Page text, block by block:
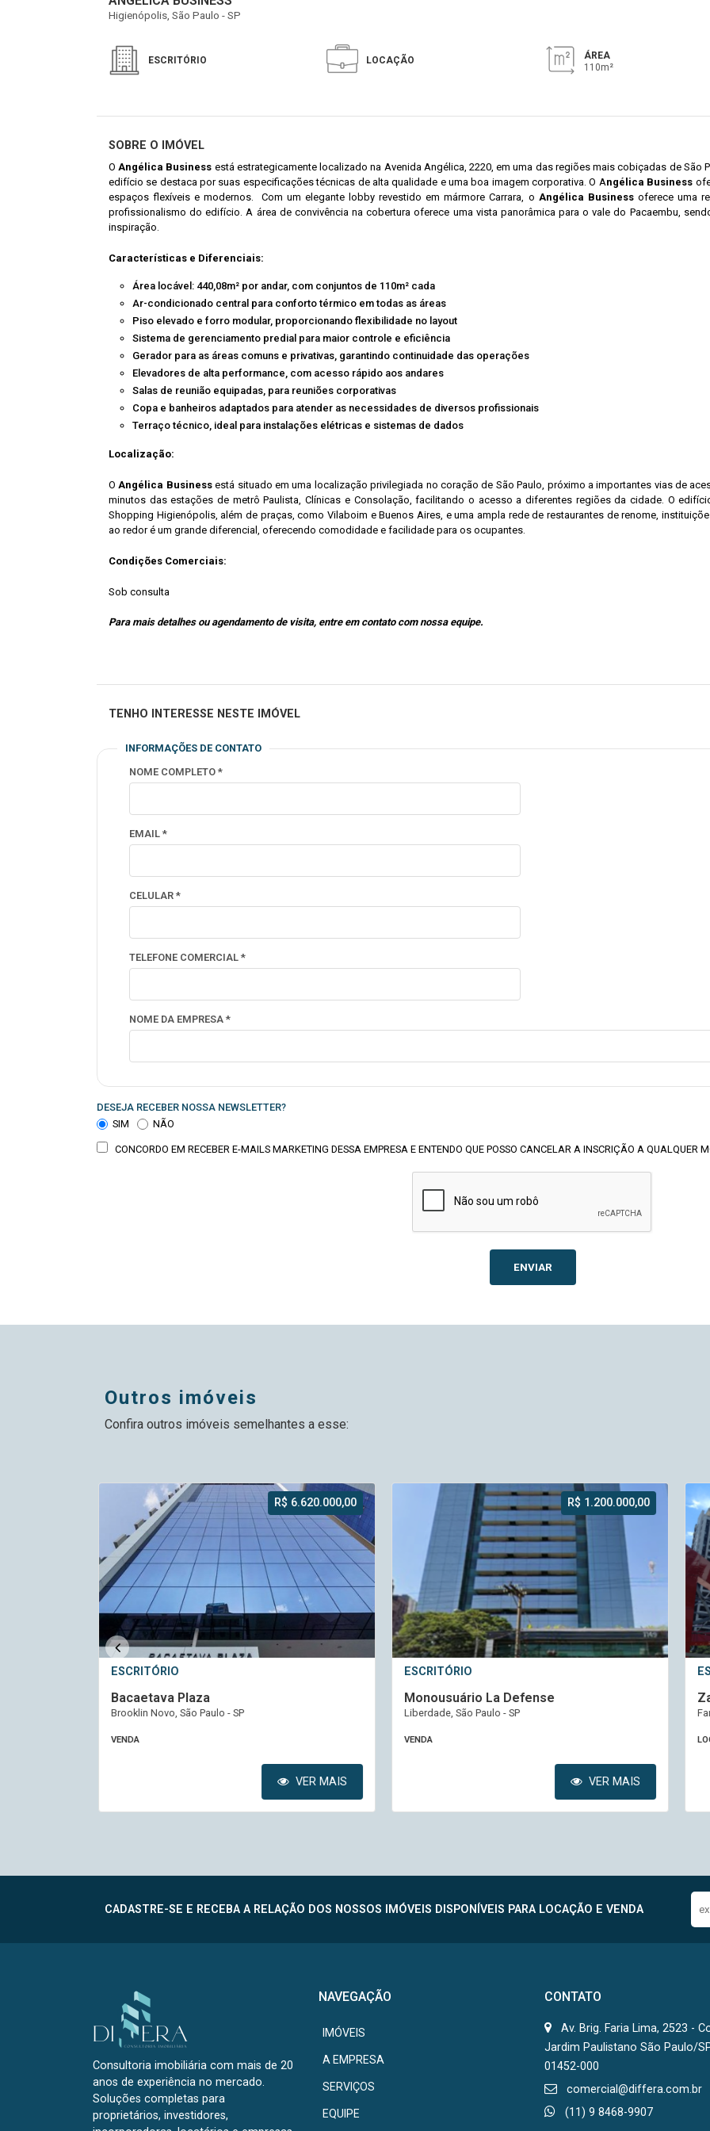
Higienópolis, São Paulo - SP
ESCRITÓRIO LOCAÇÃO
ÁREA
110m²
SOBRE O IMÓVEL
O Angélica Business está estrategicamente localizado na Avenida Angélica, 2220, em uma das regiões mais cobiçadas de São
edifício se destaca por suas especificações técnicas de alta qualidade e uma boa imagem corporativa. O Angélica Business
espaços flexíveis e modernos. Com um elegante lobby revestido em mármore Carrara, o Angélica Businessoferece uma
profissionalismo do edifício. A área de convivência na cobertura oferece uma vista panorâmica para o vale do Pacaembu,
inspiração.
Características e Diferenciais:
Área locável: 440,08m² por andar, com conjuntos de 110m² cada
Ar-condicionado central para conforto térmico em todas as áreas
Piso elevado e forro modular, proporcionando flexibilidade no layout
Sistema de gerenciamento predial para maior controle e eficiência
Gerador para as áreas comuns e privativas, garantindo continuidade das operações
Elevadores de alta performance, com acesso rápido aos andares
Salas de reunião equipadas, para reuniões corporativas
Copa e banheiros adaptados para atender as necessidades de diversos profissionais
Terraço técnico, ideal para instalações elétricas e sistemas de dados
Localização:
OAngélica Businessestá situado em uma localização privilegiada no coração de São Paulo, próximo a importantes vias de
minutos das estações de metrô Paulista, Clínicas e Consolação, facilitando o acesso a diferentes regiões da cidade. O
Shopping Higienópolis, além de praças, como Vilaboim e Buenos Aires, e uma ampla rede de restaurantes de renome,
ao redor é um grande diferencial, oferecendo comodidade e facilidade para os ocupantes.
Condições Comerciais:
Sob consulta
Para mais detalhes ou agendamento de visita, entre em contato com nossa equipe.
TENHO INTERESSE NESTE IMÓVEL
INFORMAÇÕES DE CONTATO
NOME COMPLETO *
EMAIL *
CELULAR *
TELEFONE COMERCIAL *
NOME DA EMPRESA *
DESEJA RECEBER NOSSA NEWSLETTER?
SIM
NÃO
CONCORDO EM RECEBER E-MAILS MARKETING DESSA EMPRESA E ENTENDO QUE POSSO CANCELAR A INSCRIÇÃO A QUALQUER
ENVIAR
outros imóveis
Confira outros imóveis semelhantes a esse:
ESCRITÓRIO
Monousuário La Defense
Liberdade, São Paulo - SP
VENDA
VER MAIS
R$ 1.200.000,00
ESCRITÓRIO
Zabo FL Corporate
Faria Lima, São Paulo - SP
LOCAÇÃO
VER MAIS
CADASTRE-SE E RECEBA A RELAÇÃO DOS NOSSOS IMÓVEIS DISPONÍVEIS PARA LOCAÇÃO E VENDA
Consultoria imobiliária com mais de 20
anos de experiência no mercado.
Soluções completas para
proprietários, investidores,
NAVEGAÇÃO
IMÓVEIS
A EMPRESA
SERVIÇOS
EQUIPE
CONTATO
Av. Brig. Faria Lima, 2523 -
Jardim Paulistano São Paulo/
01452-000
comercial@differa.com.br
(11) 9 8468-9907